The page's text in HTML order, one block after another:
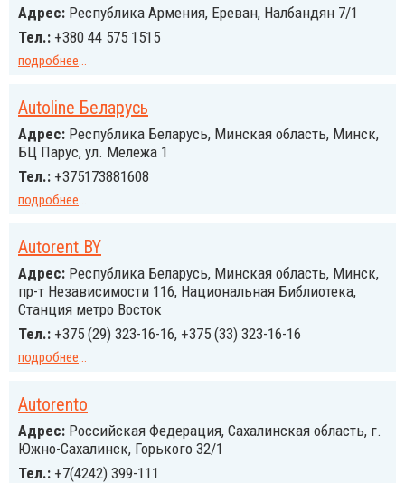
Адрес: Республика Армения, Ереван, Налбандян 7/1
Тел.: +380 44 575 1515
подробнее...
Autoline Беларусь
Адрес: Республика Беларусь, Минская область, Минск,
БЦ Парус, ул. Мележа 1
Тел.: +375173881608
подробнее...
Autorent BY
Адрес: Республика Беларусь, Минская область, Минск,
пр-т Независимости 116, Национальная Библиотека,
Станция метро Восток
Тел.: +375 (29) 323-16-16, +375 (33) 323-16-16
подробнее...
Autorento
Адрес: Российcкая Федерация, Сахалинская область, г.
Южно-Сахалинск, Горького 32/1
Тел.: +7(4242) 399-111